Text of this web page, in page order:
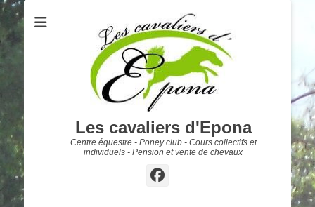
Les cavaliers d'Epona
Centre équestre - Poney club - Cours collectifs et
individuels - Pension et vente de chevaux
Facebook